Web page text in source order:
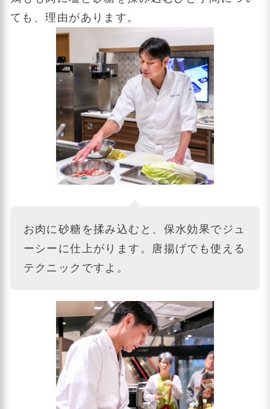
ても、理由があります。
お肉に砂糖を揉み込むと、保水効果でジュ
ーシーに仕上がります。唐揚げでも使える
テクニックですよ。